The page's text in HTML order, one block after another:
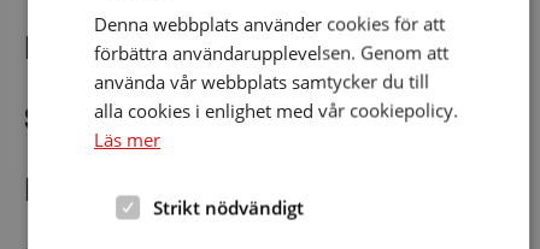
Förfriskningar i pausen
Skrivtolk kommer att finnas!
Ingen anmälan och fri entré!
Denna webbplats använder cookies för att
förbättra användarupplevelsen. Genom att
använda vår webbplats samtycker du till
alla cookies i enlighet med vår cookiepolicy.
Läs mer
Strikt nödvändigt